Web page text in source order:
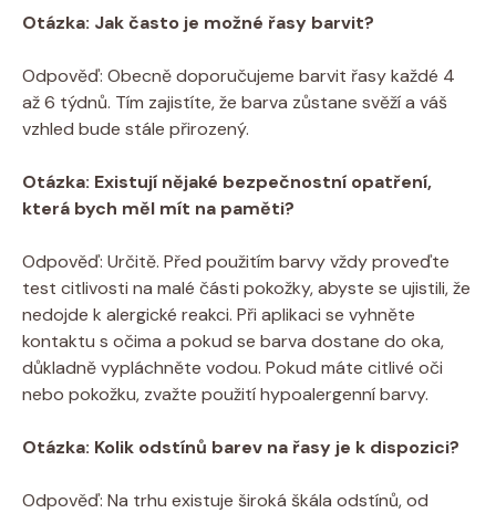
Otázka: Jak často je možné řasy barvit?
Odpověď: Obecně doporučujeme barvit řasy každé 4
až 6 týdnů. Tím zajistíte, že barva zůstane svěží a váš
vzhled bude stále přirozený.
Otázka: Existují nějaké bezpečnostní opatření,
která bych měl mít na paměti?
Odpověď: Určitě. Před použitím barvy vždy proveďte
test citlivosti na malé části pokožky, abyste se ujistili, že
nedojde k alergické reakci. Při aplikaci se vyhněte
kontaktu s očima a pokud se barva dostane do oka,
důkladně vypláchněte vodou. Pokud máte citlivé oči
nebo pokožku, zvažte použití hypoalergenní barvy.
Otázka: Kolik odstínů barev na řasy je k dispozici?
Odpověď: Na trhu existuje široká škála odstínů, od